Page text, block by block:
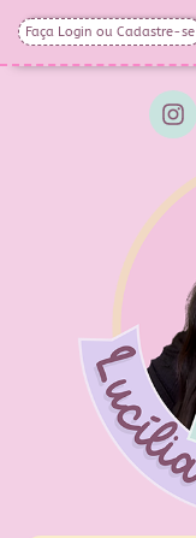
Faça Login ou Cadastre-se